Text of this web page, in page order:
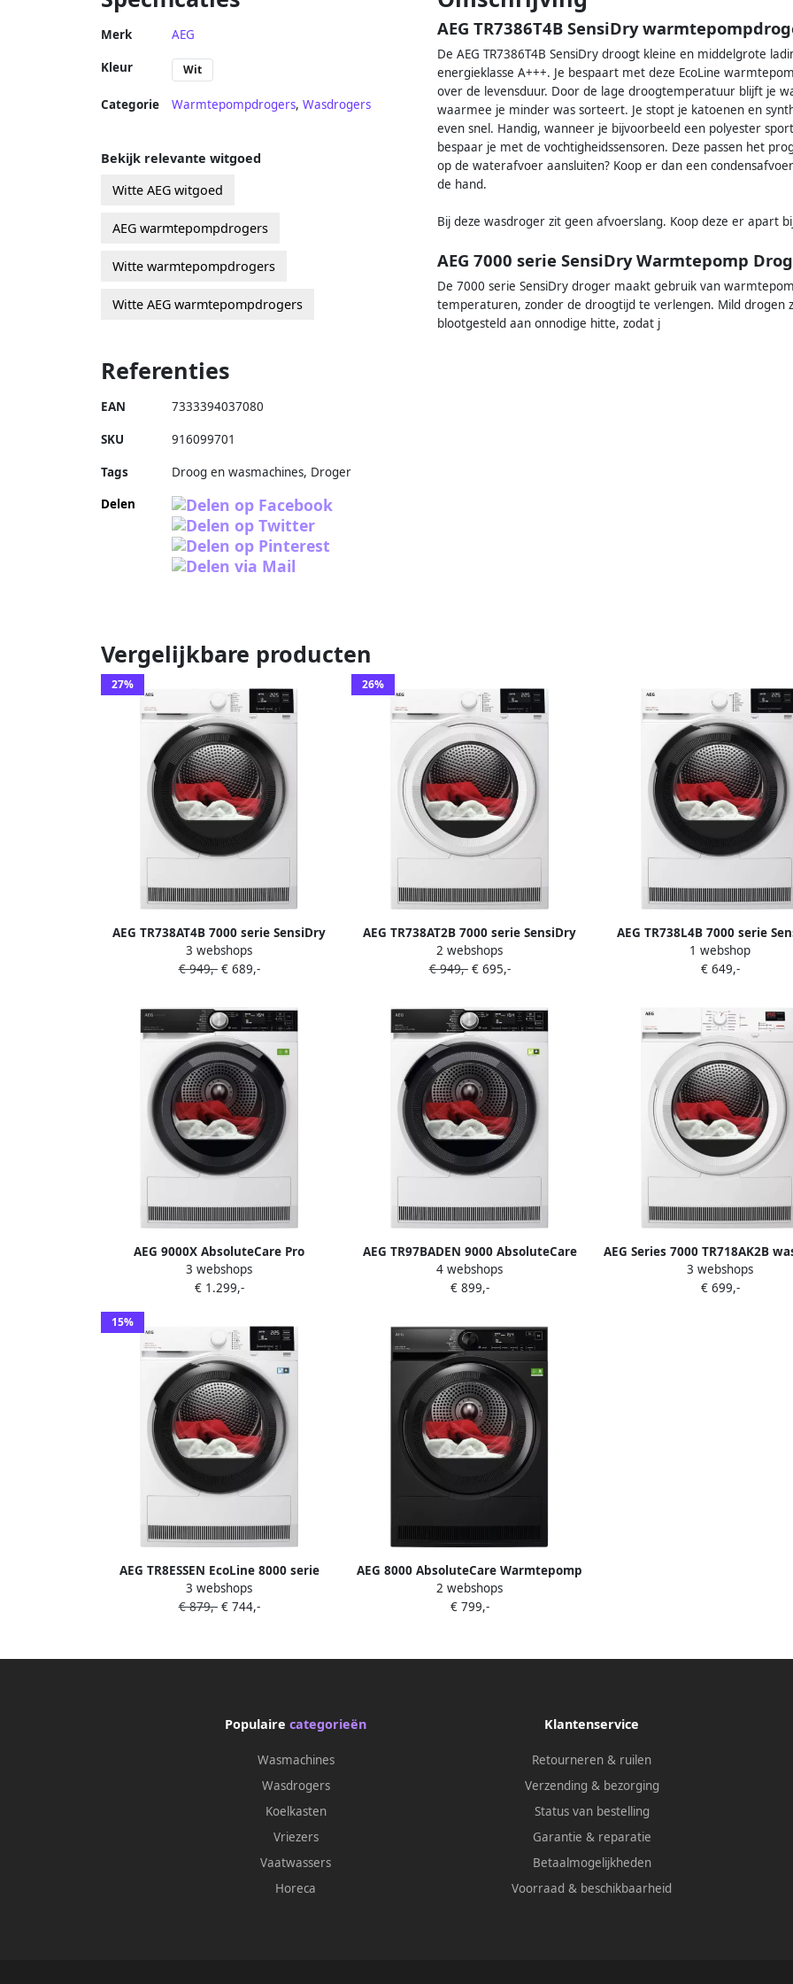
Merk AEG
Kleur Wit
Categorie Warmtepompdrogers, Wasdrogers
AEG TR7386T4B SensiDry
De AEG TR7386T4B SensiDry droogt kleine en middelgrote
energieklasse A+++. Je bespaart met deze EcoLine
over de levensduur. Door de lage droogtemperatuur blijft je
waarmee je minder was sorteert. Je stopt je katoenen en
even snel. Handig, wanneer je bijvoorbeeld een polyester
bespaar je met de vochtigheidssensoren. Deze passen het
op de waterafvoer aansluiten? Koop er dan een
de hand.
Bij deze wasdroger zit geen afvoerslang. Koop deze er apart
AEG 7000 serie SensiDry Warmtepomp
De 7000 serie SensiDry droger maakt gebruik van
temperaturen, zonder de droogtijd te verlengen. Mild drogen
blootgesteld aan onnodige hitte, zodat j
Bekijk relevante witgoed
Witte AEG witgoed
AEG warmtepompdrogers
Witte warmtepompdrogers
Witte AEG warmtepompdrogers
Referenties
EAN 7333394037080
SKU 916099701
Tags
Droog en wasmachines, Droger
Delen
Vergelijkbare producten
27%
AEG TR738AT4B 7000 serie SensiDry
Wasdroger Warmtepompdroger 8 kg
3 webshops
€ 949,-€ 689,-
26%
AEG TR738AT2B 7000 serie SensiDry
Wasdroger Warmtepompdroger 8 kg
Energielabel A+++
2 webshops
€ 949,-€ 695,-
AEG TR738L4B 7000 serie
warmtepompdroger 8 kg A++
wit
1 webshop
€ 649,-
AEG 9000X AbsoluteCare Pro
Warmtepomp Droger 9 kg
TR97MUNCHEN
3 webshops
€ 1.299,-
AEG TR97BADEN 9000 AbsoluteCare
Plus 8 kg 63 db 550 W 850x596x657
mm 50.4 kg Wit
4 webshops
€ 899,-
AEG Series 7000 TR718AK2B
Vrijstaand Voorlader 8 kg
3 webshops
€ 699,-
15%
AEG TR8ESSEN EcoLine 8000 serie
AbsoluteCare Wasdroger
Warmtepompdroger Wit 8 kg A+++
3 webshops
€ 879,-€ 744,-
AEG 8000 AbsoluteCare Warmtepomp
Droger 8 kg Dark Silver TR868DS4
2 webshops
€ 799,-
Populaire categorieën
Wasmachines
Wasdrogers
Koelkasten
Vriezers
Vaatwassers
Horeca
Klantenservice
Retourneren & ruilen
Verzending & bezorging
Status van bestelling
Garantie & reparatie
Betaalmogelijkheden
Voorraad & beschikbaarheid